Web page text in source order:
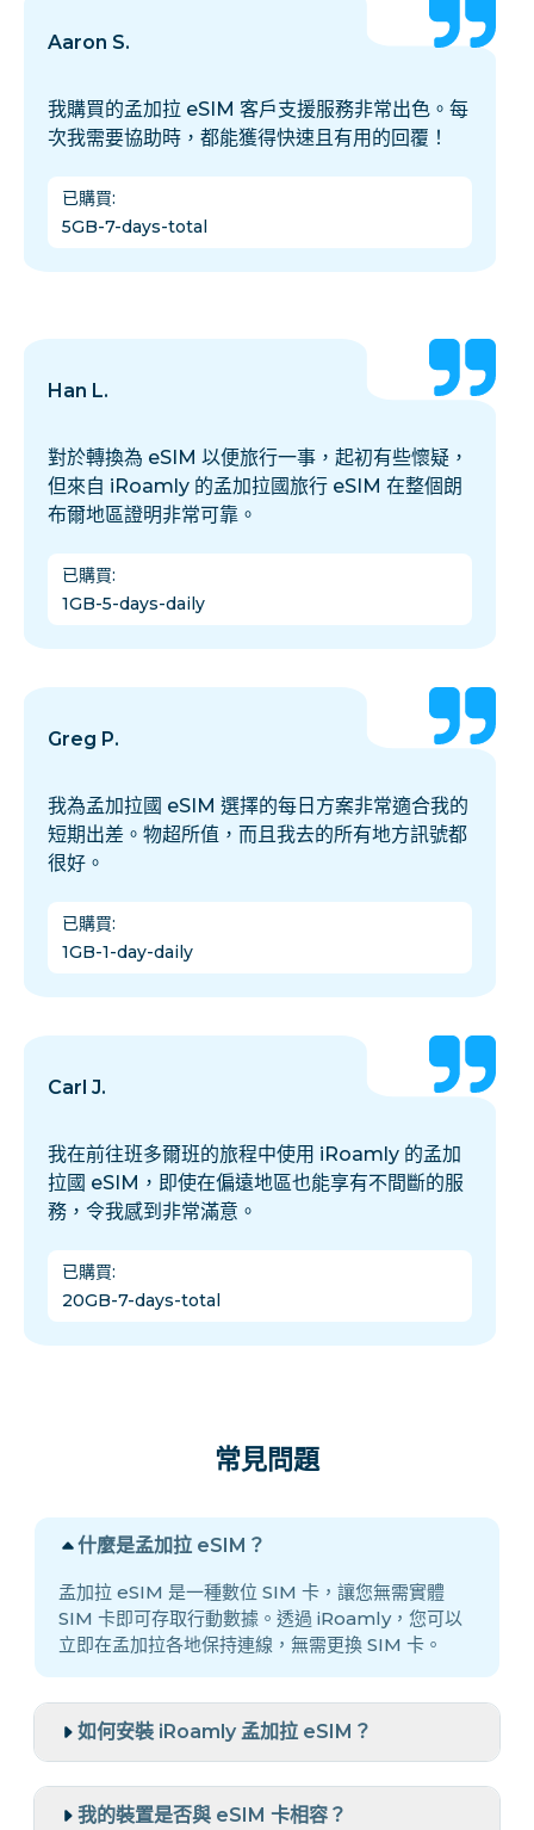
Aaron S.
我購買的孟加拉 eSIM 客戶支援服務非常出色。每
次我需要協助時，都能獲得快速且有用的回覆！
已購買:
5GB-7-days-total
Han L.
對於轉換為 eSIM 以便旅行一事，起初有些懷疑，
但來自 iRoamly 的孟加拉國旅行 eSIM 在整個朗
布爾地區證明非常可靠。
已購買:
1GB-5-days-daily
Greg P.
我為孟加拉國 eSIM 選擇的每日方案非常適合我的
短期出差。物超所值，而且我去的所有地方訊號都
很好。
已購買:
1GB-1-day-daily
Carl J.
我在前往班多爾班的旅程中使用 iRoamly 的孟加
拉國 eSIM，即使在偏遠地區也能享有不間斷的服
務，令我感到非常滿意。
已購買:
20GB-7-days-total
常見問題
什麼是孟加拉 eSIM？
孟加拉 eSIM 是一種數位 SIM 卡，讓您無需實體
SIM 卡即可存取行動數據。透過 iRoamly，您可以
立即在孟加拉各地保持連線，無需更換 SIM 卡。
如何安裝 iRoamly 孟加拉 eSIM？
我的裝置是否與 eSIM 卡相容？